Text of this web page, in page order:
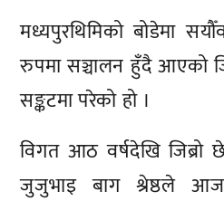
मध्यपुरथिमिको बोडेमा
रुपमा सञ्चालन हुँदै आएको
सङ्कटमा परेको हो ।
विगत आठ वर्षदेखि
जुजुभाइ बाग श्रेष्ठले